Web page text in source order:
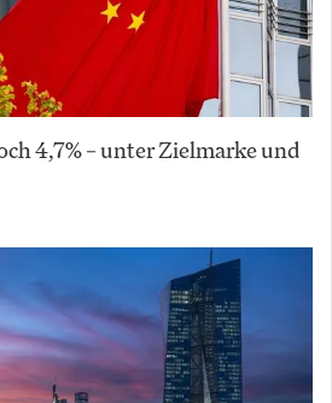
4,7% – unter Zielmarke und